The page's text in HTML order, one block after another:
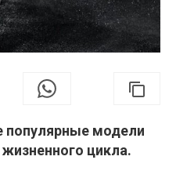
популярные модели
цикла.